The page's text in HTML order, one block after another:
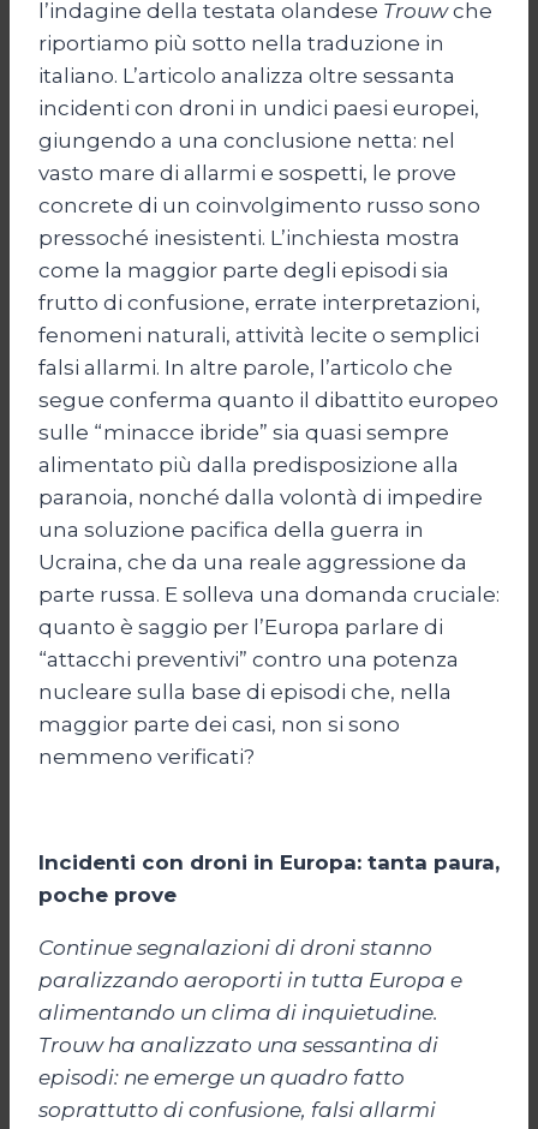
l’indagine della testata olandese Trouwche
riportiamo più sotto nella traduzione in
italiano. L’articolo analizza oltre sessanta
incidenti con droni in undici paesi europei,
giungendo a una conclusione netta: nel
vasto mare di allarmi e sospetti, le prove
concrete di un coinvolgimento russo sono
pressoché inesistenti. L’inchiesta mostra
come la maggior parte degli episodi sia
frutto di confusione, errate interpretazioni,
fenomeni naturali, attività lecite o semplici
falsi allarmi. In altre parole, l’articolo che
segue conferma quanto il dibattito europeo
sulle “minacce ibride” sia quasi sempre
alimentato più dalla predisposizione alla
paranoia, nonché dalla volontà di impedire
una soluzione pacifica della guerra in
Ucraina, che da una reale aggressione da
parte russa. E solleva una domanda cruciale:
quanto è saggio per l’Europa parlare di
“attacchi preventivi” contro una potenza
nucleare sulla base di episodi che, nella
maggior parte dei casi, non si sono
nemmeno verificati?
Incidenti con droni in Europa: tanta paura,
poche prove
Continue segnalazioni di droni stanno
paralizzando aeroporti in tutta Europa e
alimentando un clima di inquietudine.
Trouw ha analizzato una sessantina di
episodi: ne emerge un quadro fatto
soprattutto di confusione, falsi allarmi